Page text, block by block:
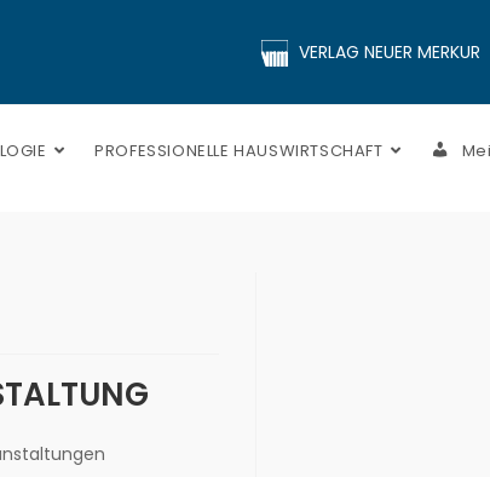
VERLAG NEUER MERKUR
PROFESSIONELLE HAUSWIRTSCHAFT